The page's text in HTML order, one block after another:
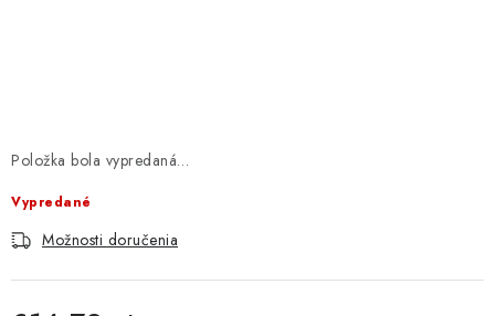
: TOP PRODUKTY
: NOVÉ PRODUKTY
Položka bola vypredaná…
Vypredané
Možnosti doručenia